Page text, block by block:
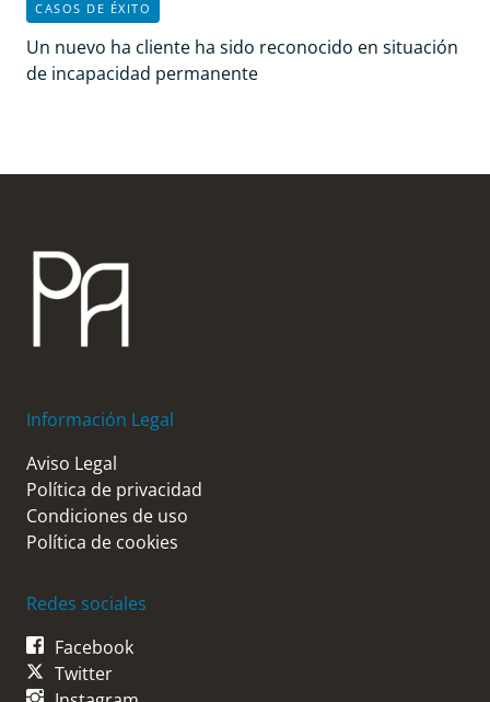
CASOS DE ÉXITO
Un nuevo ha cliente ha sido reconocido en situación
de incapacidad permanente
Información Legal
Aviso Legal
Política de privacidad
Condiciones de uso
Política de cookies
Redes sociales
Facebook
Twitter